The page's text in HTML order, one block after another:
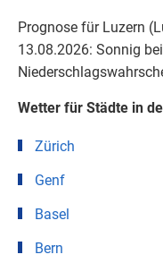
Prognose für Luzern
13.08.2026: Sonnig
Wetter für Städte in
Zürich
Genf
Basel
Bern